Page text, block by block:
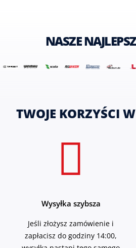
NASZE
TWOJE KORZYŚCI
Wysyłka szybsza
Jeśli złożysz zamówienie i
zapłacisz do godziny 14:00,